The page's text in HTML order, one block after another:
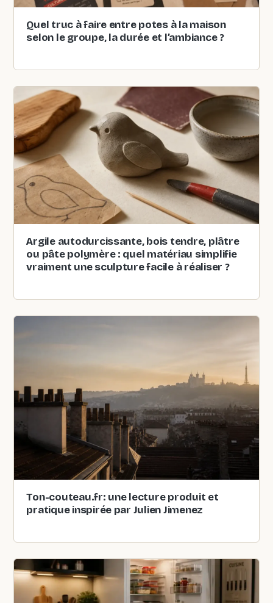
Quel truc à faire entre potes à la maison
selon le groupe, la durée et l’ambiance ?
Argile autodurcissante, bois tendre, plâtre
ou pâte polymère : quel matériau simplifie
vraiment une sculpture facile à réaliser ?
Ton-couteau.fr: une lecture produit et
pratique inspirée par Julien Jimenez